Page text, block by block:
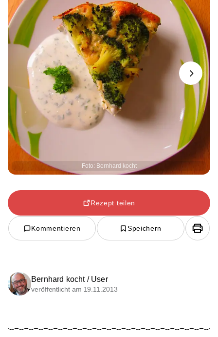
Foto: Bernhard kocht
Next
Rezept teilen
Kommentieren Speichern
Bernhard kocht / User
veröffentlicht am 19.11.2013